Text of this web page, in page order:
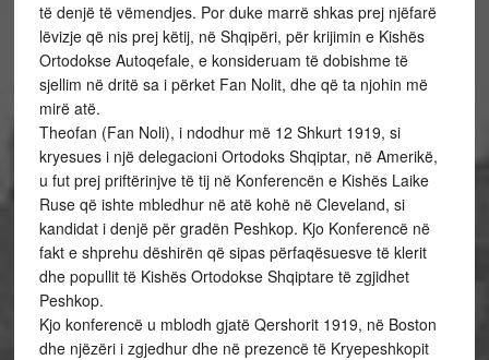
të denjë të vëmendjes. Por duke marrë shkas prej njëfarë
lëvizje që nis prej këtij, në Shqipëri, për krijimin e Kishës
Ortodokse Autoqefale, e konsideruam të dobishme të
sjellim në dritë sa i përket Fan Nolit, dhe që ta njohin më
mirë atë.
Theofan (Fan Noli), i ndodhur më 12 Shkurt 1919, si
kryesues i një delegacioni Ortodoks Shqiptar, në Amerikë,
u fut prej priftërinjve të tij në Konferencën e Kishës Laike
Ruse që ishte mbledhur në atë kohë në Cleveland, si
kandidat i denjë për gradën Peshkop. Kjo Konferencë në
fakt e shprehu dëshirën që sipas përfaqësuesve të klerit
dhe popullit të Kishës Ortodokse Shqiptare të zgjidhet
Peshkop.
Kjo konferencë u mblodh gjatë Qershorit 1919, në Boston
dhe njëzëri i zgjedhur dhe në prezencë të Kryepeshkopit